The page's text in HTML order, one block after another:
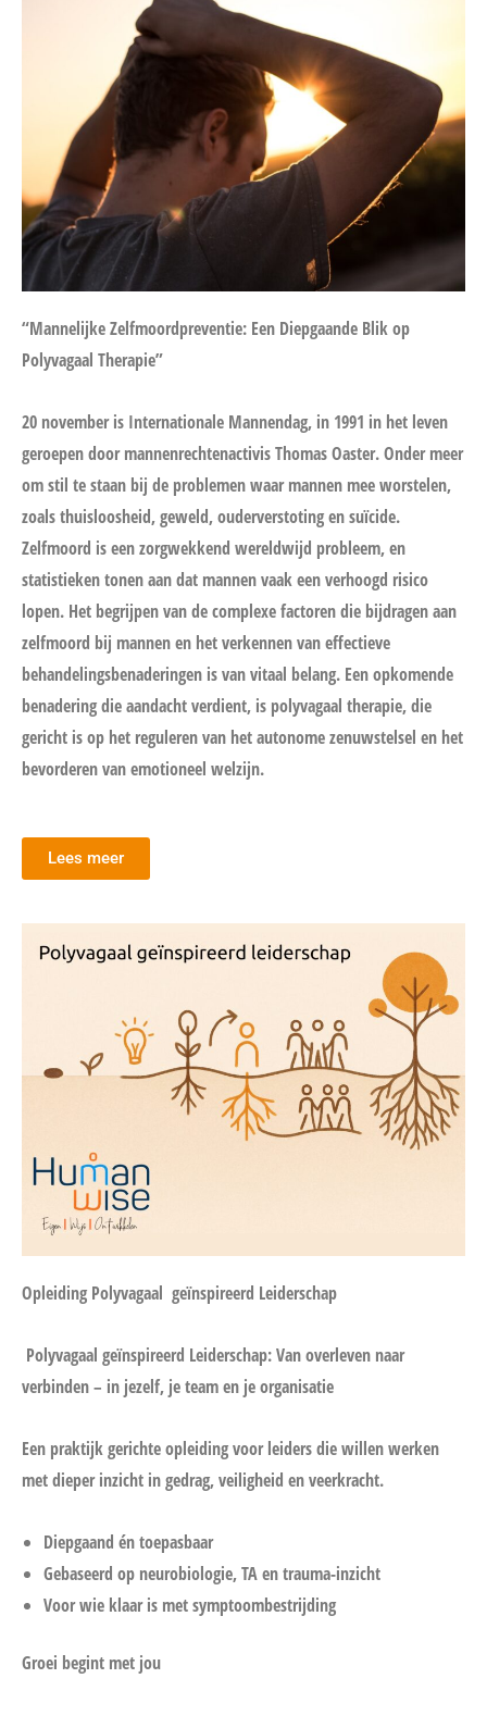
“Mannelijke Zelfmoordpreventie: Een Diepgaande Blik op
Polyvagaal Therapie”
20 november is Internationale Mannendag, in 1991 in het leven
geroepen door mannenrechtenactivis Thomas Oaster. Onder meer
om stil te staan bij de problemen waar mannen mee worstelen,
zoals thuisloosheid, geweld, ouderverstoting en suïcide.
Zelfmoord is een zorgwekkend wereldwijd probleem, en
statistieken tonen aan dat mannen vaak een verhoogd risico
lopen. Het begrijpen van de complexe factoren die bijdragen aan
zelfmoord bij mannen en het verkennen van effectieve
behandelingsbenaderingen is van vitaal belang. Een opkomende
benadering die aandacht verdient, is polyvagaal therapie, die
gericht is op het reguleren van het autonome zenuwstelsel en het
bevorderen van emotioneel welzijn.
Lees meer
Opleiding Polyvagaal geïnspireerd Leiderschap
Polyvagaal geïnspireerd Leiderschap: Van overleven naar
verbinden – in jezelf, je team en je organisatie
Een praktijk gerichte opleiding voor leiders die willen werken
met dieper inzicht in gedrag, veiligheid en veerkracht.
Diepgaand én toepasbaar
Gebaseerd op neurobiologie, TA en trauma-inzicht
Voor wie klaar is met symptoombestrijding
Groei begint met jou